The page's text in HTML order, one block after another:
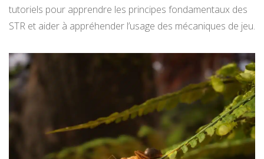
tutoriels pour apprendre les principes fondamentaux des
STR et aider à appréhender l’usage des mécaniques de jeu.